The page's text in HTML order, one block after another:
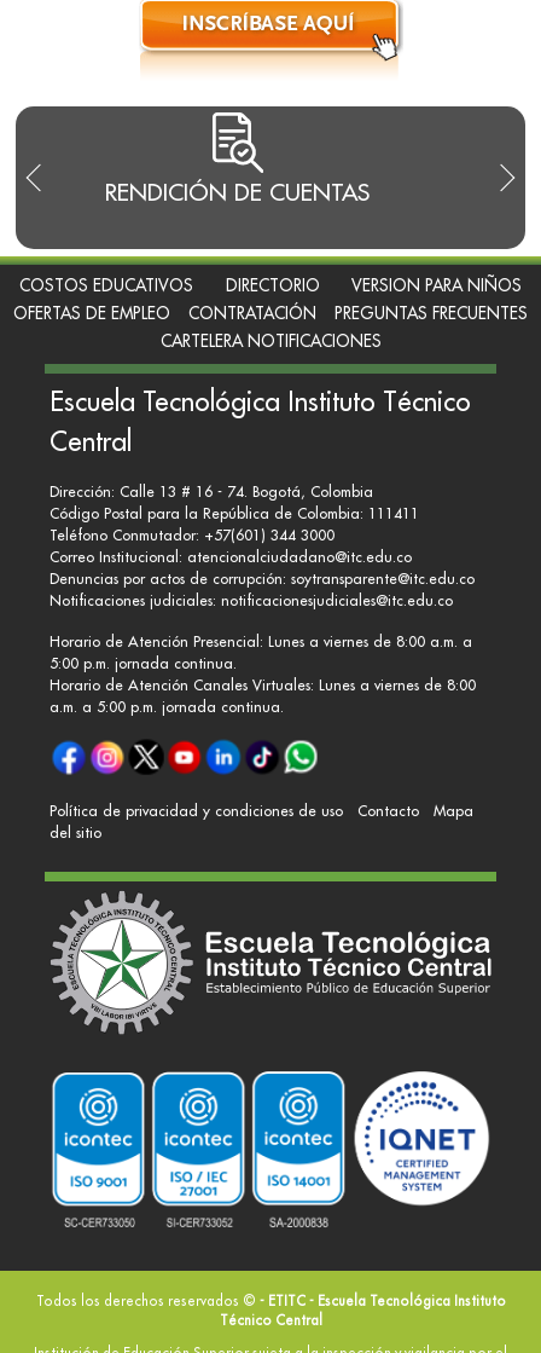
RENDICIÓN DE CUENTAS
COSTOS EDUCATIVOS DIRECTORIO
VERSION PARA NIÑOS
OFERTAS DE EMPLEO
CONTRATACIÓN
PREGUNTAS FRECUENTES
CARTELERA NOTIFICACIONES
Escuela Tecnológica Instituto Técnico
Central
Dirección: Calle 13 # 16 - 74. Bogotá, Colombia
Código Postal para la República de Colombia: 111411
Teléfono Conmutador: +57(601) 344 3000
Correo Institucional: atencionalciudadano@itc.edu.co
Denuncias por actos de corrupción: soytransparente@itc.edu.co
Notificaciones judiciales: notificacionesjudiciales@itc.edu.co
Horario de Atención Presencial: Lunes a viernes de 8:00 a.m. a
5:00 p.m. jornada continua.
Horario de Atención Canales Virtuales: Lunes a viernes de 8:00
a.m. a 5:00 p.m. jornada continua.
Política de privacidad y condiciones de uso Contacto
Mapa
del sitio
Todos los derechos reservados © - ETITC - Escuela Tecnológica Instituto
Técnico Central